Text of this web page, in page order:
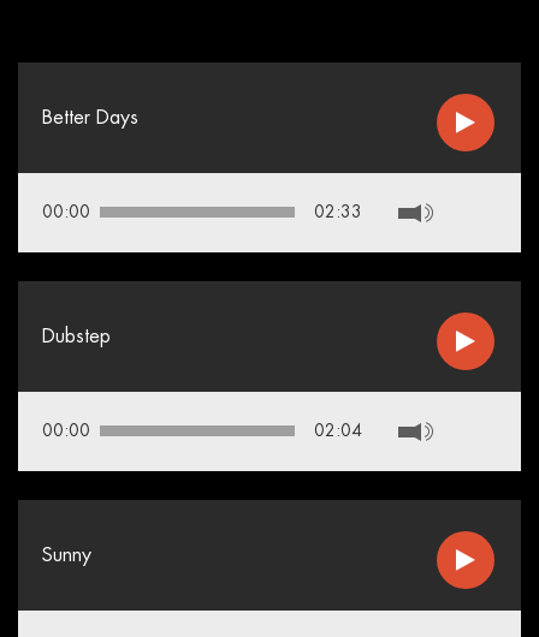
Better Days
00:00 02:33
Dubstep
00:00 02:04
Sunny